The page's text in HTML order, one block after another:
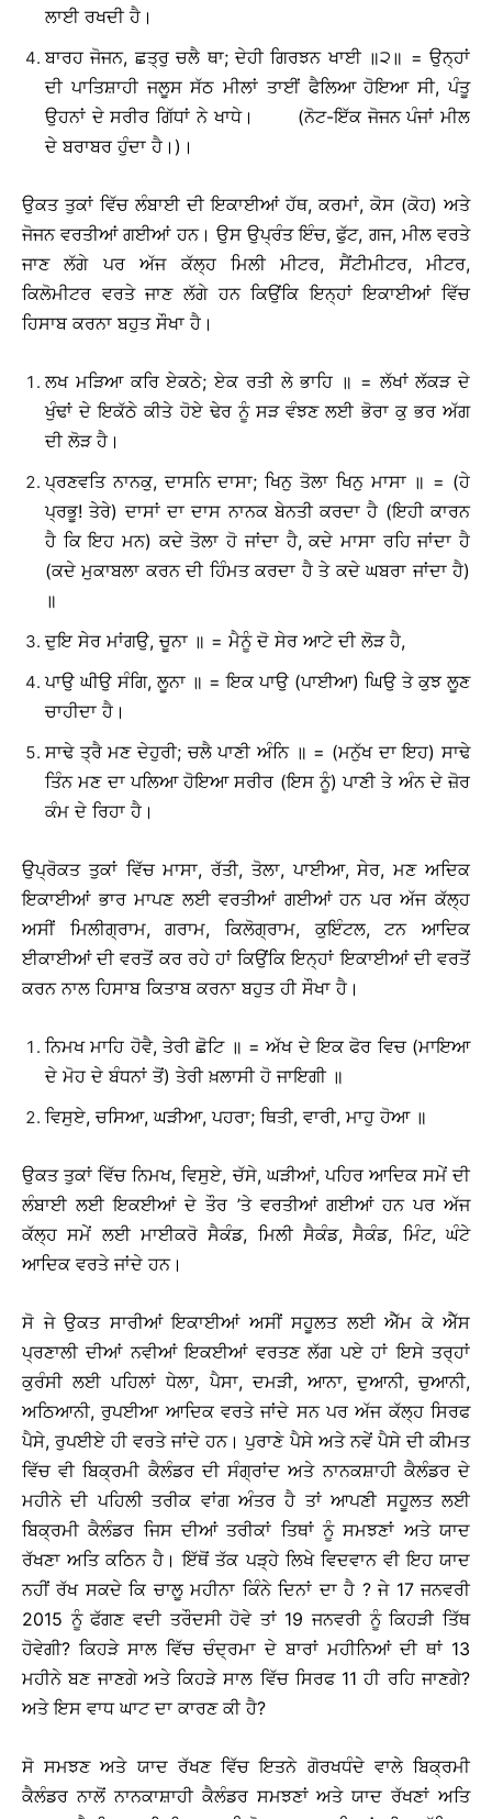
ਲਾਈ ਰਖਦੀ ਹੈ।
ਬਾਰਹ ਜੋਜਨ, ਛਤ੍ਰੁ ਚਲੈ ਥਾ; ਦੇਹੀ ਗਿਰਝਨ ਖਾਈ ॥੨॥ = ਉਨ੍ਹਾਂ
ਦੀ ਪਾਤਿਸ਼ਾਹੀ ਜਲੂਸ ਸੱਠ ਮੀਲਾਂ ਤਾਈਂ ਫੈਲਿਆ ਹੋਇਆ ਸੀ, ਪੰਤੂ
ਉਹਨਾਂ ਦੇ ਸਰੀਰ ਗਿੱਧਾਂ ਨੇ ਖਾਧੇ। (ਨੋਟ-ਇੱਕ ਜੋਜਨ ਪੰਜਾਂ ਮੀਲ
ਦੇ ਬਰਾਬਰ ਹੁੰਦਾ ਹੈ।)।
ਉਕਤ ਤੁਕਾਂ ਵਿੱਚ ਲੰਬਾਈ ਦੀ ਇਕਾਈਆਂ ਹੱਥ, ਕਰਮਾਂ, ਕੋਸ (ਕੋਹ) ਅਤੇ
ਜੋਜਨ ਵਰਤੀਆਂ ਗਈਆਂ ਹਨ। ਉਸ ਉਪ੍ਰੰਤ ਇੰਚ, ਫੁੱਟ, ਗਜ, ਮੀਲ ਵਰਤੇ
ਜਾਣ ਲੱਗੇ ਪਰ ਅੱਜ ਕੱਲ੍ਹ ਮਿਲੀ ਮੀਟਰ, ਸੈਂਟੀਮੀਟਰ, ਮੀਟਰ,
ਕਿਲੋਮੀਟਰ ਵਰਤੇ ਜਾਣ ਲੱਗੇ ਹਨ ਕਿਉਂਕਿ ਇਨ੍ਹਾਂ ਇਕਾਈਆਂ ਵਿੱਚ
ਹਿਸਾਬ ਕਰਨਾ ਬਹੁਤ ਸੌਖਾ ਹੈ।
ਲਖ ਮੜਿਆ ਕਰਿ ਏਕਠੇ; ਏਕ ਰਤੀ ਲੇ ਭਾਹਿ ॥ = ਲੱਖਾਂ ਲੱਕੜ ਦੇ
ਖੁੰਢਾਂ ਦੇ ਇਕੱਠੇ ਕੀਤੇ ਹੋਏ ਢੇਰ ਨੂੰ ਸੜ ਵੰਝਣ ਲਈ ਭੋਰਾ ਕੁ ਭਰ ਅੱਗ
ਦੀ ਲੋੜ ਹੈ।
ਪ੍ਰਣਵਤਿ ਨਾਨਕੁ, ਦਾਸਨਿ ਦਾਸਾ; ਖਿਨੁ ਤੋਲਾ ਖਿਨੁ ਮਾਸਾ ॥ = (ਹੇ
ਪ੍ਰਭੂ! ਤੇਰੇ) ਦਾਸਾਂ ਦਾ ਦਾਸ ਨਾਨਕ ਬੇਨਤੀ ਕਰਦਾ ਹੈ (ਇਹੀ ਕਾਰਨ
ਹੈ ਕਿ ਇਹ ਮਨ) ਕਦੇ ਤੋਲਾ ਹੋ ਜਾਂਦਾ ਹੈ, ਕਦੇ ਮਾਸਾ ਰਹਿ ਜਾਂਦਾ ਹੈ
(ਕਦੇ ਮੁਕਾਬਲਾ ਕਰਨ ਦੀ ਹਿੰਮਤ ਕਰਦਾ ਹੈ ਤੇ ਕਦੇ ਘਬਰਾ ਜਾਂਦਾ ਹੈ)
॥
ਦੁਇ ਸੇਰ ਮਾਂਗਉ, ਚੂਨਾ ॥ = ਮੈਨੂੰ ਦੋ ਸੇਰ ਆਟੇ ਦੀ ਲੋੜ ਹੈ,
ਪਾਉ ਘੀਉ ਸੰਗਿ, ਲੂਨਾ ॥ = ਇਕ ਪਾਉ (ਪਾਈਆ) ਘਿਉ ਤੇ ਕੁਝ ਲੂਣ
ਚਾਹੀਦਾ ਹੈ।
ਸਾਢੇ ਤ੍ਰੈ ਮਣ ਦੇਹੁਰੀ; ਚਲੈ ਪਾਣੀ ਅੰਨਿ ॥ = (ਮਨੁੱਖ ਦਾ ਇਹ) ਸਾਢੇ
ਤਿੰਨ ਮਣ ਦਾ ਪਲਿਆ ਹੋਇਆ ਸਰੀਰ (ਇਸ ਨੂੰ) ਪਾਣੀ ਤੇ ਅੰਨ ਦੇ ਜ਼ੋਰ
ਕੰਮ ਦੇ ਰਿਹਾ ਹੈ।
ਉਪ੍ਰੋਕਤ ਤੁਕਾਂ ਵਿੱਚ ਮਾਸਾ, ਰੱਤੀ, ਤੋਲਾ, ਪਾਈਆ, ਸੇਰ, ਮਣ ਅਦਿਕ
ਇਕਾਈਆਂ ਭਾਰ ਮਾਪਣ ਲਈ ਵਰਤੀਆਂ ਗਈਆਂ ਹਨ ਪਰ ਅੱਜ ਕੱਲ੍ਹ
ਅਸੀਂ ਮਿਲੀਗ੍ਰਾਮ, ਗਰਾਮ, ਕਿਲੋਗ੍ਰਾਮ, ਕੁਇੰਟਲ, ਟਨ ਆਦਿਕ
ਈਕਾਈਆਂ ਦੀ ਵਰਤੋਂ ਕਰ ਰਹੇ ਹਾਂ ਕਿਉਂਕਿ ਇਨ੍ਹਾਂ ਇਕਾਈਆਂ ਦੀ ਵਰਤੋਂ
ਕਰਨ ਨਾਲ ਹਿਸਾਬ ਕਿਤਾਬ ਕਰਨਾ ਬਹੁਤ ਹੀ ਸੌਖਾ ਹੈ।
ਨਿਮਖ ਮਾਹਿ ਹੋਵੈ, ਤੇਰੀ ਛੋਟਿ ॥ = ਅੱਖ ਦੇ ਇਕ ਫੋਰ ਵਿਚ (ਮਾਇਆ
ਦੇ ਮੋਹ ਦੇ ਬੰਧਨਾਂ ਤੋਂ) ਤੇਰੀ ਖ਼ਲਾਸੀ ਹੋ ਜਾਇਗੀ ॥
ਵਿਸੁਏ, ਚਸਿਆ, ਘੜੀਆ, ਪਹਰਾ; ਥਿਤੀ, ਵਾਰੀ, ਮਾਹੁ ਹੋਆ ॥
ਉਕਤ ਤੁਕਾਂ ਵਿੱਚ ਨਿਮਖ, ਵਿਸੁਏ, ਚੱਸੇ, ਘੜੀਆਂ, ਪਹਿਰ ਆਦਿਕ ਸਮੇਂ ਦੀ
ਲੰਬਾਈ ਲਈ ਇਕਈਆਂ ਦੇ ਤੌਰ ’ਤੇ ਵਰਤੀਆਂ ਗਈਆਂ ਹਨ ਪਰ ਅੱਜ
ਕੱਲ੍ਹ ਸਮੇਂ ਲਈ ਮਾਈਕਰੋ ਸੈਕੰਡ, ਮਿਲੀ ਸੈਕੰਡ, ਸੈਕੰਡ, ਮਿੰਟ, ਘੰਟੇ
ਆਦਿਕ ਵਰਤੇ ਜਾਂਦੇ ਹਨ।
ਸੋ ਜੇ ਉਕਤ ਸਾਰੀਆਂ ਇਕਾਈਆਂ ਅਸੀਂ ਸਹੂਲਤ ਲਈ ਐੱਮ ਕੇ ਐੱਸ
ਪ੍ਰਣਾਲੀ ਦੀਆਂ ਨਵੀਆਂ ਇਕਈਆਂ ਵਰਤਣ ਲੱਗ ਪਏ ਹਾਂ ਇਸੇ ਤਰ੍ਹਾਂ
ਕੁਰੰਸੀ ਲਈ ਪਹਿਲਾਂ ਧੇਲਾ, ਪੈਸਾ, ਦਮੜੀ, ਆਨਾ, ਦੁਆਨੀ, ਚੁਆਨੀ,
ਅਠਿਆਨੀ, ਰੁਪਈਆ ਆਦਿਕ ਵਰਤੇ ਜਾਂਦੇ ਸਨ ਪਰ ਅੱਜ ਕੱਲ੍ਹ ਸਿਰਫ
ਪੈਸੇ, ਰੁਪਈਏ ਹੀ ਵਰਤੇ ਜਾਂਦੇ ਹਨ। ਪੁਰਾਣੇ ਪੈਸੇ ਅਤੇ ਨਵੇਂ ਪੈਸੇ ਦੀ ਕੀਮਤ
ਵਿੱਚ ਵੀ ਬਿਕ੍ਰਮੀ ਕੈਲੰਡਰ ਦੀ ਸੰਗ੍ਰਾਂਦ ਅਤੇ ਨਾਨਕਸ਼ਾਹੀ ਕੈਲੰਡਰ ਦੇ
ਮਹੀਨੇ ਦੀ ਪਹਿਲੀ ਤਰੀਕ ਵਾਂਗ ਅੰਤਰ ਹੈ ਤਾਂ ਆਪਣੀ ਸਹੂਲਤ ਲਈ
ਬਿਕ੍ਰਮੀ ਕੈਲੰਡਰ ਜਿਸ ਦੀਆਂ ਤਰੀਕਾਂ ਤਿਥਾਂ ਨੂੰ ਸਮਝਣਾਂ ਅਤੇ ਯਾਦ
ਰੱਖਣਾ ਅਤਿ ਕਠਿਨ ਹੈ। ਇੱਥੋਂ ਤੱਕ ਪੜ੍ਹੇ ਲਿਖੇ ਵਿਦਵਾਨ ਵੀ ਇਹ ਯਾਦ
ਨਹੀਂ ਰੱਖ ਸਕਦੇ ਕਿ ਚਾਲੂ ਮਹੀਨਾ ਕਿੰਨੇ ਦਿਨਾਂ ਦਾ ਹੈ ? ਜੇ 17 ਜਨਵਰੀ
2015 ਨੂੰ ਫੱਗਣ ਵਦੀ ਤਰੌਦਸੀ ਹੋਵੇ ਤਾਂ 19 ਜਨਵਰੀ ਨੂੰ ਕਿਹੜੀ ਤਿੱਥ
ਹੋਵੇਗੀ? ਕਿਹੜੇ ਸਾਲ ਵਿੱਚ ਚੰਦ੍ਰਮਾ ਦੇ ਬਾਰਾਂ ਮਹੀਨਿਆਂ ਦੀ ਥਾਂ 13
ਮਹੀਨੇ ਬਣ ਜਾਣਗੇ ਅਤੇ ਕਿਹੜੇ ਸਾਲ ਵਿੱਚ ਸਿਰਫ 11 ਹੀ ਰਹਿ ਜਾਣਗੇ?
ਅਤੇ ਇਸ ਵਾਧ ਘਾਟ ਦਾ ਕਾਰਣ ਕੀ ਹੈ?
ਸੋ ਸਮਝਣ ਅਤੇ ਯਾਦ ਰੱਖਣ ਵਿੱਚ ਇਤਨੇ ਗੋਰਖਧੰਦੇ ਵਾਲੇ ਬਿਕ੍ਰਮੀ
ਕੈਲੰਡਰ ਨਾਲੋਂ ਨਾਨਕਾਸ਼ਾਹੀ ਕੈਲੰਡਰ ਸਮਝਣਾਂ ਅਤੇ ਯਾਦ ਰੱਖਣਾਂ ਅਤਿ